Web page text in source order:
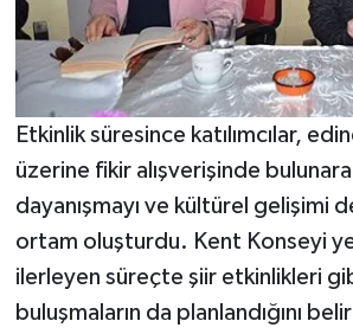
Etkinlik süresince katılımcılar,
üzerine fikir alışverişinde
dayanışmayı ve kültürel gelişimi
ortam oluşturdu. Kent Konseyi
ilerleyen süreçte şiir etkinlikleri
buluşmaların da planlandığını